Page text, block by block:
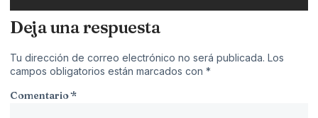
Deja una respuesta
Tu dirección de correo electrónico no será publicada. Los
campos obligatorios están marcados con *
Comentario*